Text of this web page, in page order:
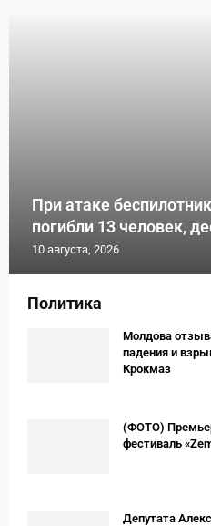
При атаке
погибли 13 человек,
10 августа, 2026
Политика
Молдова
падения и
Крокмаз
(ФОТО)
фестиваль
Депутата